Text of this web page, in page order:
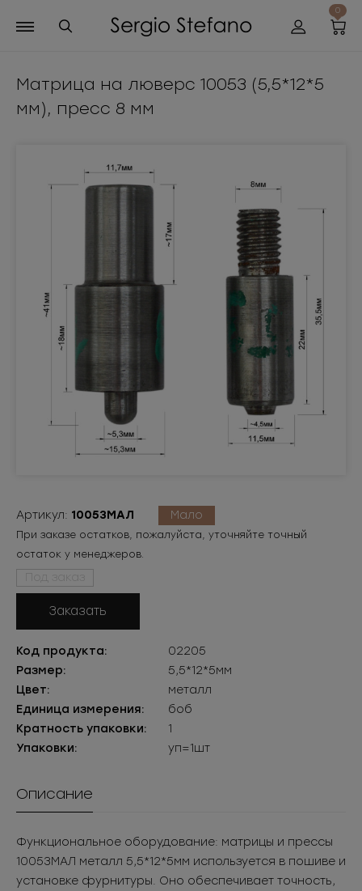
0
Матрица на люверс 10053 (5,5*12*5
мм), пресс 8 мм
Артикул: 10053МАЛ Мало
При заказе остатков, пожалуйста, уточняйте точный
остаток у менеджеров.
Под заказ
Заказать
Код продукта:
02205
Размер:
5,5*12*5мм
Цвет:
металл
Единица измерения:
боб
Кратность упаковки:
1
Упаковки:
уп=1шт
Описание
Функциональное оборудование: матрицы и прессы
10053МАЛ металл 5,5*12*5мм используется в пошиве и
установке фурнитуры. Оно обеспечивает точность,